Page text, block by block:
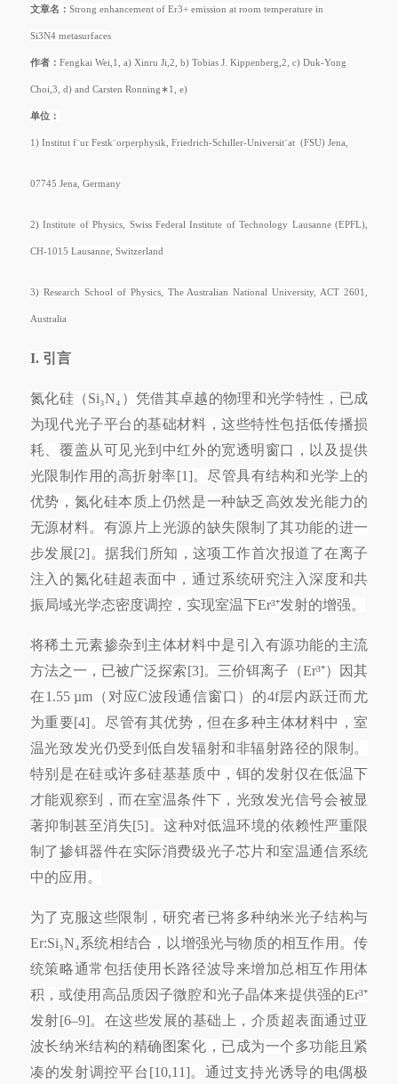
文章名： Strong enhancement of Er3+ emission at room temperature in
Si3N4 metasurfaces
作者： Fengkai Wei,1, a) Xinru Ji,2, b) Tobias J. Kippenberg,2, c) Duk-Yong
Choi,3, d) and Carsten Ronning∗1, e)
单位：
1) Institut f¨ur Festk¨orperphysik, Friedrich-Schiller-Universit¨at (FSU) Jena,
07745 Jena, Germany
2) Institute of Physics, Swiss Federal Institute of Technology Lausanne (EPFL),
CH-1015 Lausanne, Switzerland
3) Research School of Physics, The Australian National University, ACT 2601,
Australia
I. 引言
氮化硅（Si₃N₄）凭借其卓越的物理和光学特性，已成
为现代光子平台的基础材料，这些特性包括低传播损
耗、覆盖从可见光到中红外的宽透明窗口，以及提供
光限制作用的高折射率[1]。尽管具有结构和光学上的
优势，氮化硅本质上仍然是一种缺乏高效发光能力的
无源材料。有源片上光源的缺失限制了其功能的进一
步发展[2]。据我们所知，这项工作首次报道了在离子
注入的氮化硅超表面中，通过系统研究注入深度和共
振局域光学态密度调控，实现室温下Er³⁺发射的增强。
将稀土元素掺杂到主体材料中是引入有源功能的主流
方法之一，已被广泛探索[3]。三价铒离子（Er³⁺）因其
在1.55 µm（对应C波段通信窗口）的4f层内跃迁而尤
为重要[4]。尽管有其优势，但在多种主体材料中，室
温光致发光仍受到低自发辐射和非辐射路径的限制。
特别是在硅或许多硅基基质中，铒的发射仅在低温下
才能观察到，而在室温条件下，光致发光信号会被显
著抑制甚至消失[5]。这种对低温环境的依赖性严重限
制了掺铒器件在实际消费级光子芯片和室温通信系统
中的应用。
为了克服这些限制，研究者已将多种纳米光子结构与
Er:Si₃N₄系统相结合，以增强光与物质的相互作用。传
统策略通常包括使用长路径波导来增加总相互作用体
积，或使用高品质因子微腔和光子晶体来提供强的Er³⁺
发射[6–9]。在这些发展的基础上，介质超表面通过亚
波长纳米结构的精确图案化，已成为一个多功能且紧
凑的发射调控平台[10,11]。通过支持光诱导的电偶极